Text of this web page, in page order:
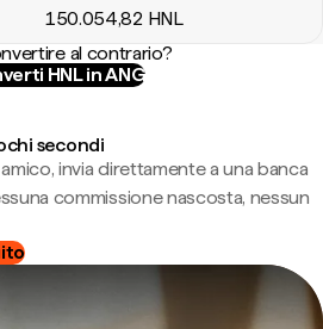
150.054,82 HNL
al contrario?
HNL in ANG
secondi
invia direttamente a una banca
commissione nascosta, nessun